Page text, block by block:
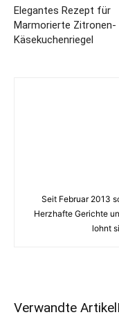
Elegantes Rezept für
Marmorierte Zitronen-
Käsekuchenriegel
Seit Februar 2013
Herzhafte Gerichte
lohnt
Verwandte Artikel